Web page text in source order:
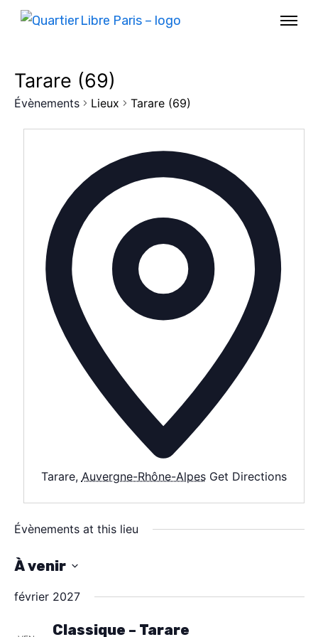
AGENDA
SPECTACLE
À PROPOS
CONTACT
Tarare (69)
Évènements Lieux Tarare (69)
Tarare, Auvergne-Rhône-Alpes Get Directions
Évènements at this lieu
À venir
février 2027
Classique – Tarare